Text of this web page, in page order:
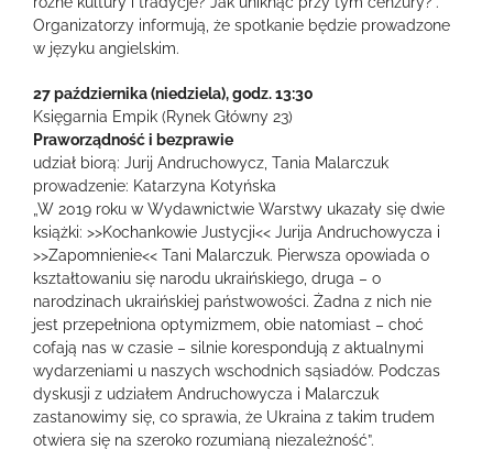
Organizatorzy informują, że spotkanie będzie prowadzone
w języku angielskim.
27 października (niedziela), godz. 13:30
Księgarnia Empik (Rynek Główny 23)
Praworządność i bezprawie
udział biorą: Jurij Andruchowycz, Tania Malarczuk
prowadzenie: Katarzyna Kotyńska
„W 2019 roku w Wydawnictwie Warstwy ukazały się dwie
książki: >>Kochankowie Justycji<< Jurija Andruchowycza i
>>Zapomnienie<< Tani Malarczuk. Pierwsza opowiada o
kształtowaniu się narodu ukraińskiego, druga – o
narodzinach ukraińskiej państwowości. Żadna z nich nie
jest przepełniona optymizmem, obie natomiast – choć
cofają nas w czasie – silnie korespondują z aktualnymi
wydarzeniami u naszych wschodnich sąsiadów. Podczas
dyskusji z udziałem Andruchowycza i Malarczuk
zastanowimy się, co sprawia, że Ukraina z takim trudem
otwiera się na szeroko rozumianą niezależność”.